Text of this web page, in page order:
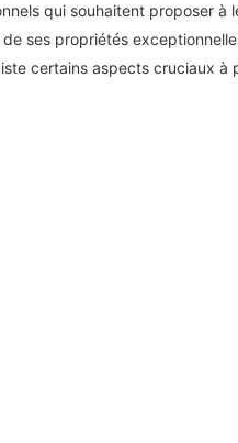
qui souhaitent proposer à
ses propriétés
certains aspects cruciaux à